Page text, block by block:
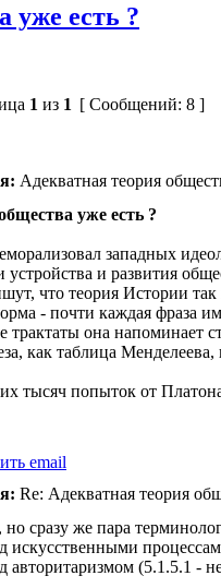
уже есть ?
1 из 1 [ Сообщений: 8 ]
Адекватная теория
уже есть ?
западных
и развития
что теория Истории так
- почти каждая фраза
трактаты она напоминает
как таблица
тысяч попыток от
Re: Адекватная теория
сразу же пара
искусственными
авторитаризмом (5.1.5.1 -